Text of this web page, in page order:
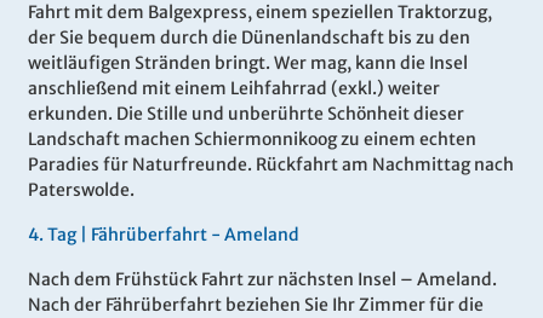
Fahrt mit dem Balgexpress, einem speziellen Traktorzug,
der Sie bequem durch die Dünenlandschaft bis zu den
weitläufigen Stränden bringt. Wer mag, kann die Insel
anschließend mit einem Leihfahrrad (exkl.) weiter
erkunden. Die Stille und unberührte Schönheit dieser
Landschaft machen Schiermonnikoog zu einem echten
Paradies für Naturfreunde. Rückfahrt am Nachmittag nach
Paterswolde.
4. Tag | Fährüberfahrt - Ameland
Nach dem Frühstück Fahrt zur nächsten Insel – Ameland.
Nach der Fährüberfahrt beziehen Sie Ihr Zimmer für die